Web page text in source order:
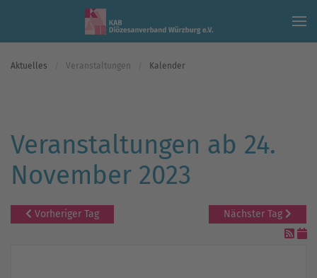
Skip to main content
Aktuelles Veranstaltungen Kalender
Veranstaltungen ab 24.
November 2023
Vorheriger Tag Nächster Tag